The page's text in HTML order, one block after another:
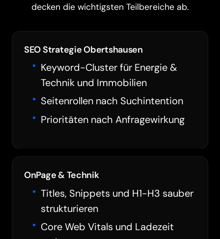
decken die wichtigsten Teilbereiche ab.
SEO Strategie Obertshausen
Keyword-Cluster für Energie &
Technik und Immobilien
Seitenrollen nach Suchintention
Prioritäten nach Anfragewirkung
OnPage & Technik
Titles, Snippets und H1-H3 sauber
strukturieren
Core Web Vitals und Ladezeit